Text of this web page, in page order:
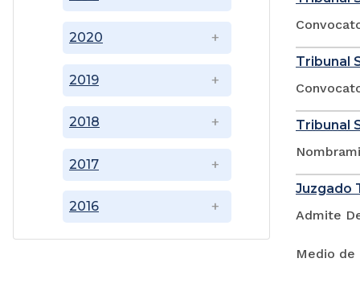
2016
2017
2018
2019
2020
Tribunal
Tribunal
Juzgado
Admite
Medio de